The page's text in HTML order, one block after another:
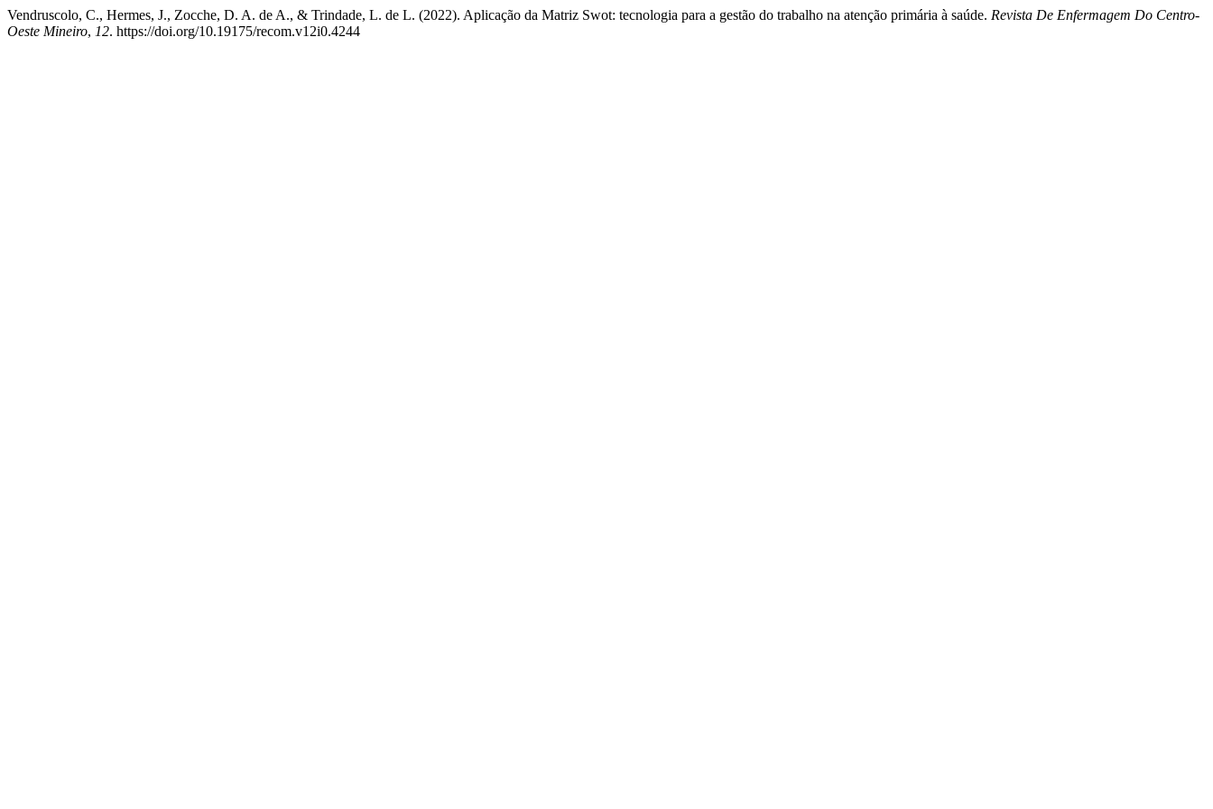
Vendruscolo, C., Hermes, J., Zocche, D. A. de A., & Trindade, L. de L. (2022). Aplicação da Matriz Swot: tecnologia para a gestão do trabalho na atenção primária à saúde. Revista De Enfermagem Do Centro-
Oeste Mineiro, 12. https://doi.org/10.19175/recom.v12i0.4244